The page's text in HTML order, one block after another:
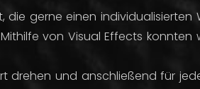
die gerne einen
von Visual Effects
drehen und anschließend für